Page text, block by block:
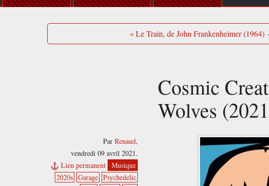
« Le Train, de John Frankenheimer (1964)
Cosmic
Wolves
ParRenaud,
vendredi 09 avril 2021.
Lien permanent
Musique
2020s Garage Psychedelic